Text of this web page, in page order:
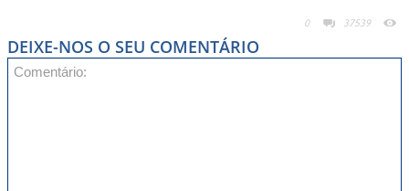
0 37539
DEIXE-NOS O SEU COMENTÁRIO